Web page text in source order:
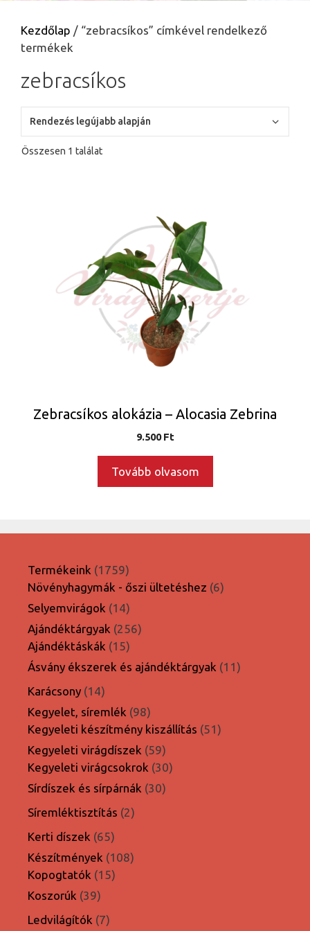
Kezdőlap / “zebracsíkos” címkével rendelkező
termékek
zebracsíkos
Összesen 1 találat
Zebracsíkos alokázia – Alocasia Zebrina
9.500Ft
Tovább olvasom
Termékeink 17591759
termék
Növényhagymák - őszi ültetéshez 66
Selyemvirágok 1414
termék
Ajándéktárgyak 256256
Ajándéktáskák 1515
termék
Ásvány ékszerek és ajándéktárgyak 1111
Karácsony 1414
termék
Kegyelet, síremlék 9898
termék
Kegyeleti készítmény kiszállítás 5151
Kegyeleti virágdíszek 5959
termék
Kegyeleti virágcsokrok 3030
Sírdíszek és sírpárnák 3030
Síremléktisztítás 22
Kerti díszek 6565
termék
Készítmények 108108
Kopogtatók 1515
Koszorúk 3939
termék
Ledvilágítók 77